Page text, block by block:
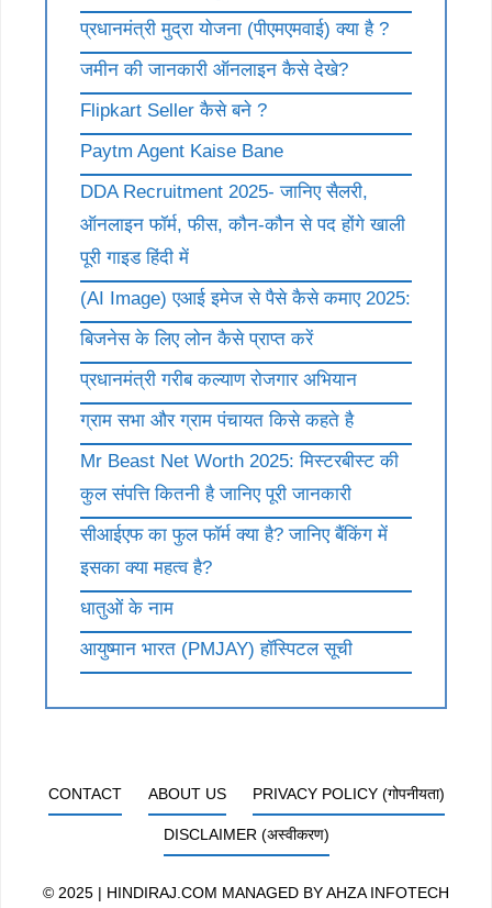
प्रधानमंत्री मुद्रा योजना (पीएमएमवाई) क्या है ?
जमीन की जानकारी ऑनलाइन कैसे देखे?
Flipkart Seller कैसे बने ?
Paytm Agent Kaise Bane
DDA Recruitment 2025- जानिए सैलरी,
ऑनलाइन फॉर्म, फीस, कौन-कौन से पद होंगे खाली
पूरी गाइड हिंदी में
(AI Image) एआई इमेज से पैसे कैसे कमाए 2025:
बिजनेस के लिए लोन कैसे प्राप्त करें
प्रधानमंत्री गरीब कल्याण रोजगार अभियान
ग्राम सभा और ग्राम पंचायत किसे कहते है
Mr Beast Net Worth 2025: मिस्टरबीस्ट की
कुल संपत्ति कितनी है जानिए पूरी जानकारी
सीआईएफ का फुल फॉर्म क्या है? जानिए बैंकिंग में
इसका क्या महत्व है?
धातुओं के नाम
आयुष्मान भारत (PMJAY) हॉस्पिटल सूची
CONTACT ABOUT US PRIVACY POLICY (गोपनीयता)
DISCLAIMER (अस्वीकरण)
© 2025 | HINDIRAJ.COM MANAGED BYAHZA INFOTECH